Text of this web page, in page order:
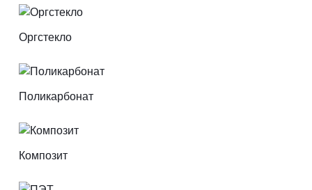
Оргстекло
Поликарбонат
Композит